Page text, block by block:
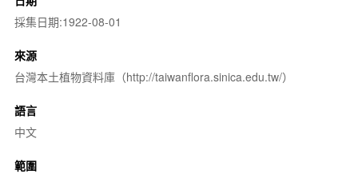
採集日期:1922-08-01
來源
台灣本土植物資料庫（http://taiwanflora.sinica.edu.tw/）
語言
中文
範圍